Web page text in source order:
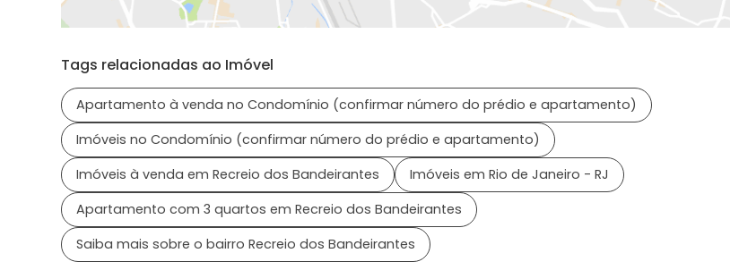
Tags relacionadas ao Imóvel
Apartamento à venda no Condomínio (confirmar número do prédio e apartamento)
Imóveis no Condomínio (confirmar número do prédio e apartamento)
Imóveis à venda em Recreio dos Bandeirantes
Imóveis em Rio de Janeiro - RJ
Apartamento com 3 quartos em Recreio dos Bandeirantes
Saiba mais sobre o bairro Recreio dos Bandeirantes